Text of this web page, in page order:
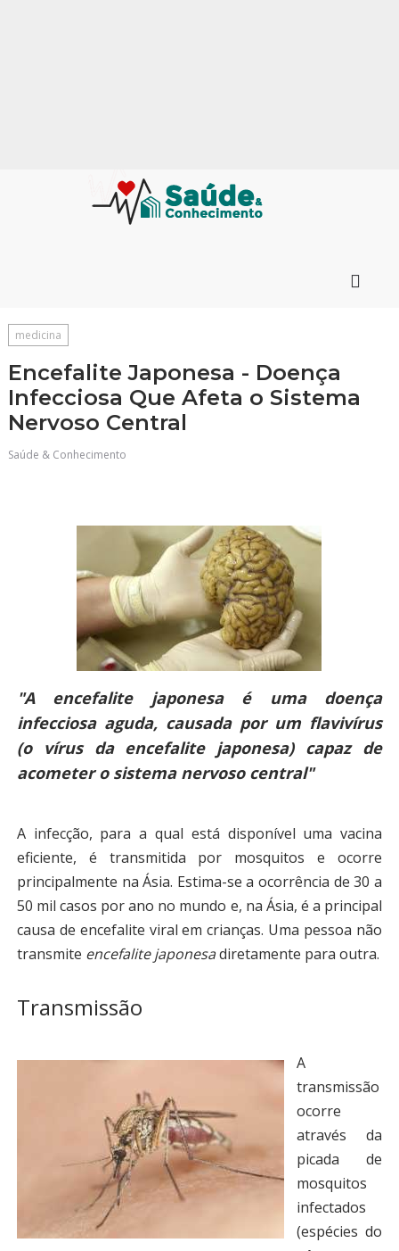
medicina
Encefalite Japonesa - Doença
Infecciosa Que Afeta o Sistema
Nervoso Central
Saúde & Conhecimento
"A encefalite japonesa é uma doença
infecciosa aguda, causada por um flavivírus
(o vírus da encefalite japonesa) capaz de
acometer o sistema nervoso central"
A infecção, para a qual está disponível uma vacina
eficiente, é transmitida por mosquitos e ocorre
principalmente na Ásia. Estima-se a ocorrência de 30 a
50 mil casos por ano no mundo e, na Ásia, é a principal
causa de encefalite viral em crianças. Uma pessoa não
transmite encefalite japonesadiretamente para outra.
Transmissão
A
transmissão
ocorre
através da
picada de
mosquitos
infectados
(espécies do